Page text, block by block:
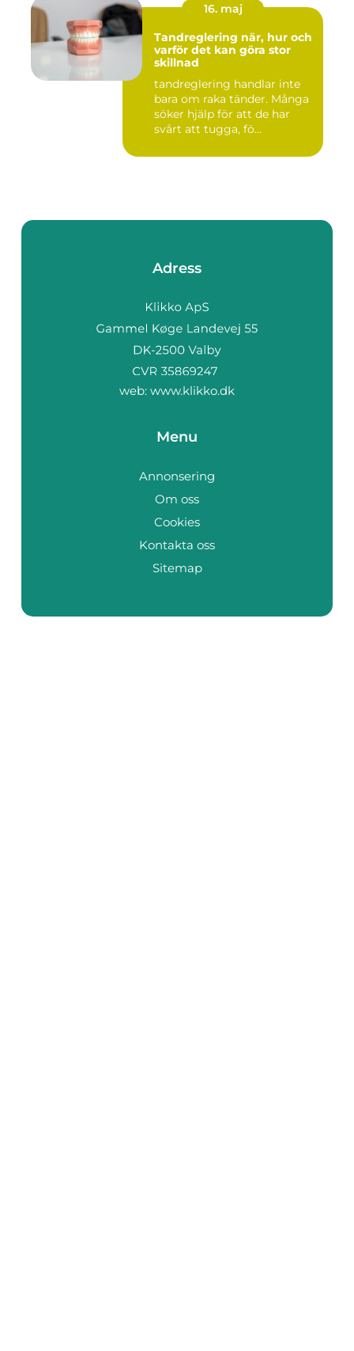
16. maj
Tandreglering när, hur och
varför det kan göra stor
skillnad
tandreglering handlar inte
bara om raka tänder. Många
söker hjälp för att de har
svårt att tugga, fö...
Adress
web: www.klikko.dk
Menu
Annonsering
Om oss
Cookies
Kontakta oss
Sitemap